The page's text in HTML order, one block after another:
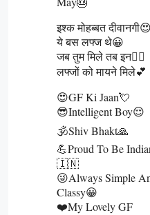
इश्क मोहब्बत दीवानगी😍
ये बस लफ्ज थे😀
जब तुम मिले तब इन👰‍♀️
लफ्जों को मायने मिले💕
😍GF Ki Jaan💘
😎Intelligent Boy😌
🕉️Shiv Bhakt🙏
💪Proud To Be
🇮🇳
😜Always Simple
Classy😀
❤️My Lovely GF